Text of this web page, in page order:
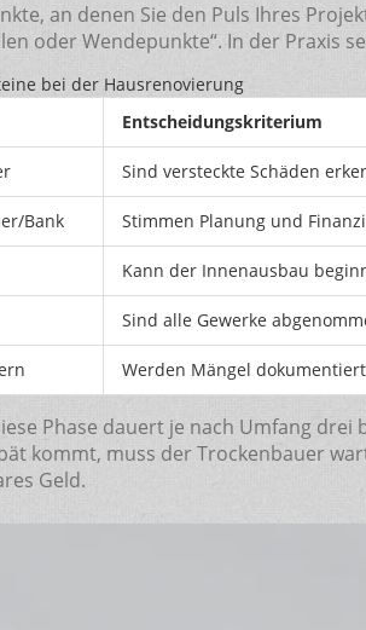
an denen Sie den Puls Ihres
oder Wendepunkte“. In der Praxis
bei der Hausrenovierung
Entscheidungskriterium
Sind versteckte Schäden
Bank Stimmen Planung und
Kann der Innenausbau
Sind alle Gewerke
Werden Mängel
Phase dauert je nach Umfang drei
kommt, muss der Trockenbauer
Geld.